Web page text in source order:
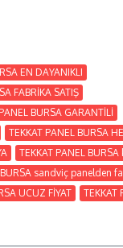
EN DAYANIKLI
FABRİKA SATIŞ
BURSA GARANTİLİ
TEKKAT PANEL BURSA
TEKKAT PANEL
BURSA sandviç panelden
UCUZ FİYAT TEKKAT